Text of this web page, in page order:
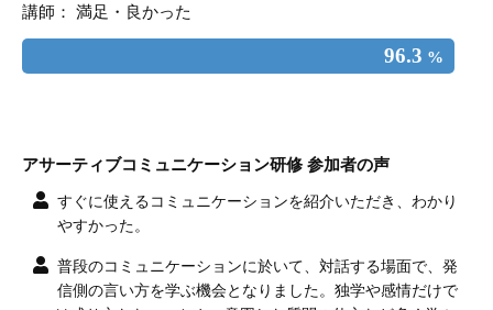
講師： 満足・良かった
96.3 %
アサーティブコミュニケーション研修 参加者の声
すぐに使えるコミュニケーションを紹介いただき、わかり
やすかった。
普段のコミュニケーションに於いて、対話する場面で、発
信側の言い方を学ぶ機会となりました。独学や感情だけで